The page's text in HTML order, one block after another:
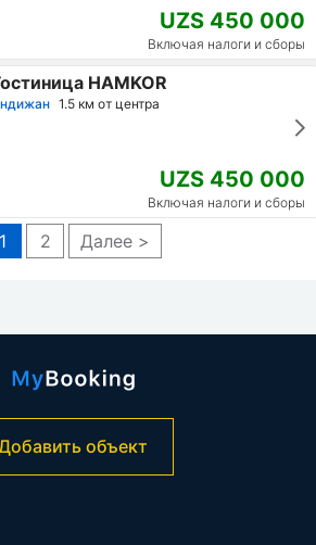
UZS 450 000
Включая налоги и сборы
HAMKOR
1.5 км от центра
UZS 450 000
Включая налоги и сборы
1 2 Далее >
объект